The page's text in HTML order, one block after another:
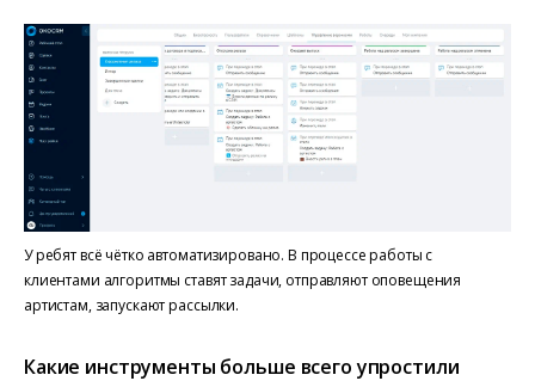
У ребят всё чётко автоматизировано. В процессе работы с
клиентами алгоритмы ставят задачи, отправляют оповещения
артистам, запускают рассылки.
Какие инструменты больше всего упростили